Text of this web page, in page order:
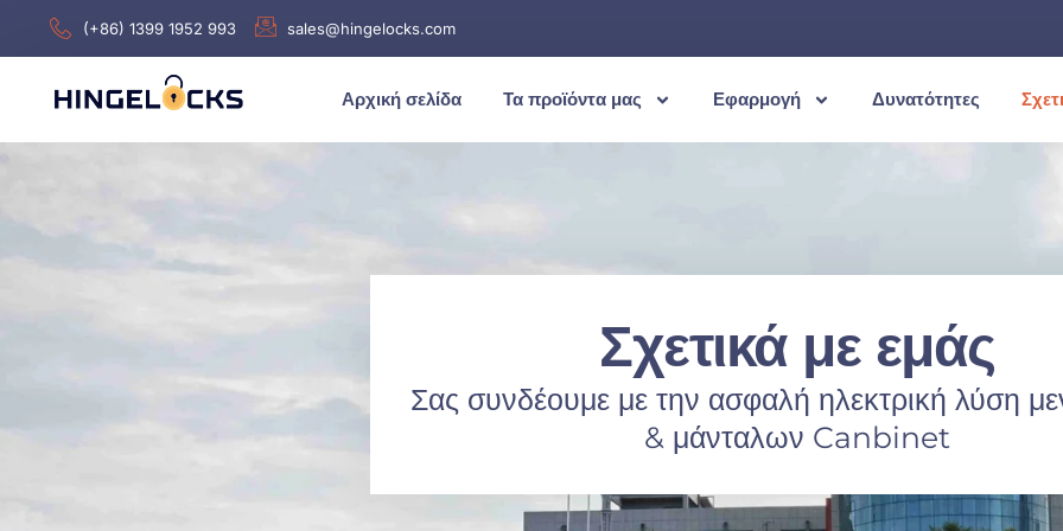
(+86) 1399 1952 993 sales@hingelocks.com
Αρχική σελίδα Τα προϊόντα μας Εφαρμογή Δυνατότητες
Σχετικά με εμάς
Σας συνδέουμε με την ασφαλή ηλεκτρική λύση
& μάνταλων Canbinet